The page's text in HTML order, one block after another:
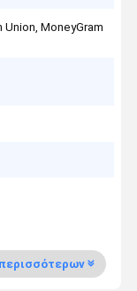
MoneyGram